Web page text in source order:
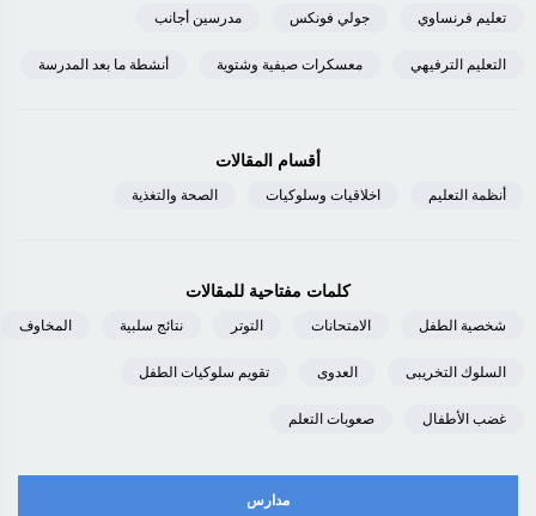
تعليم فرنساوي جولي فونكس مدرسين أجانب
التعليم الترفيهي معسكرات صيفية وشتوية أنشطة ما بعد المدرسة
أقسام المقالات
أنظمة التعليم اخلاقيات وسلوكيات الصحة والتغذية
كلمات مفتاحية للمقالات
شخصية الطفل الامتحانات التوتر نتائج سلبية المخاوف
السلوك التخريبى العدوى تقويم سلوكيات الطفل
غضب الأطفال صعوبات التعلم
مدارس